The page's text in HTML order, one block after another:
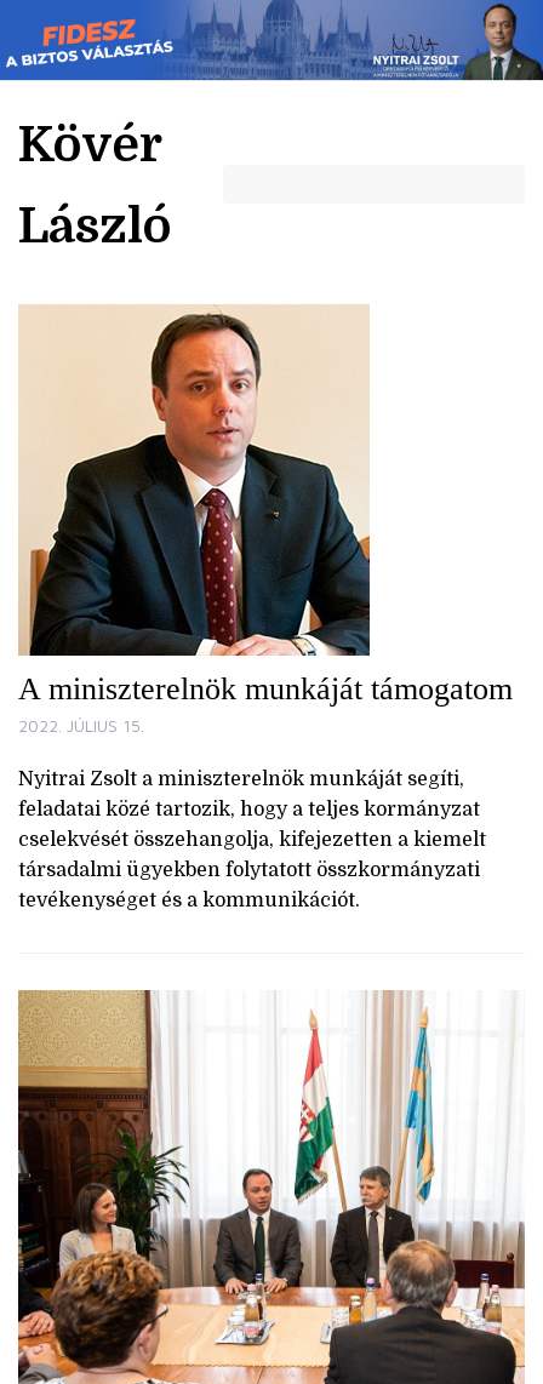
Skip
to
content
Kövér
László
A miniszterelnök munkáját támogatom
2022. JÚLIUS 15.
Nyitrai Zsolt a miniszterelnök munkáját segíti,
feladatai közé tartozik, hogy a teljes kormányzat
cselekvését összehangolja, kifejezetten a kiemelt
társadalmi ügyekben folytatott összkormányzati
tevékenységet és a kommunikációt.